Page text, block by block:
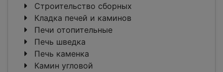
Строительство сборных
Кладка печей и каминов
Печи отопительные
Печь шведка
Печь каменка
Камин угловой